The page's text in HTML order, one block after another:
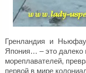
Гренландия и
Япония… – это далеко
мореплавателей,
первой в мире